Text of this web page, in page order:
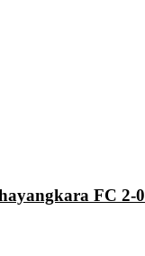
FC 2-0